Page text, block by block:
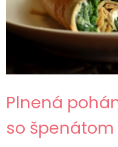
Plnená
so